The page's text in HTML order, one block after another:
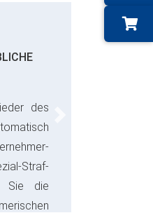
des
Straf-
Sie die